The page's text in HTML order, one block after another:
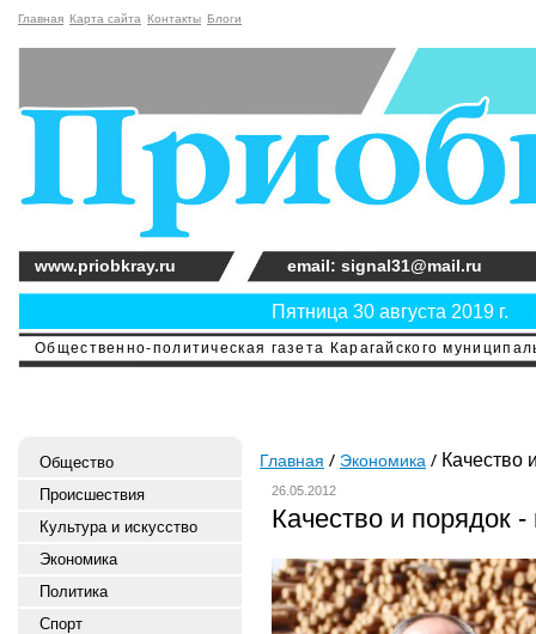
Главная Карта сайта Контакты Блоги
Общественно-политическая газета Карагайского
Пятница 30 августа 2019 г.
www.priobkray.ru email: signal31@mail.ru
Общество
Происшествия
Культура и искусство
Экономика
Политика
Спорт
Главная Экономика Качество
26.05.2012
Качество и порядок